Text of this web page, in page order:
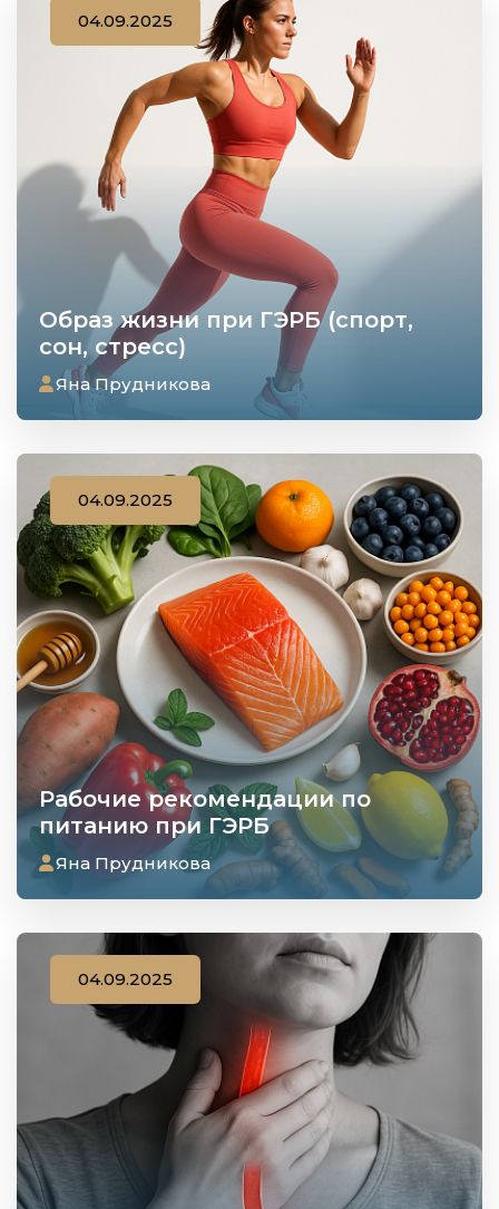
Образ жизни при ГЭРБ (спорт,
сон, стресс)
04.09.2025
Яна Прудникова
Рабочие рекомендации по
питанию при ГЭРБ
04.09.2025
Яна Прудникова
04.09.2025